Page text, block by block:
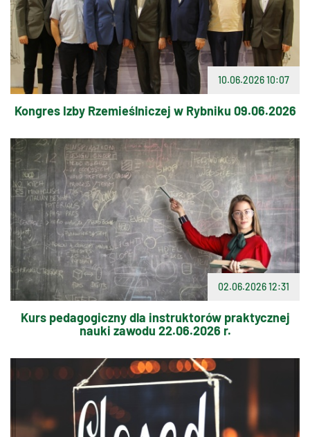
10.06.2026 10:07
Kongres Izby Rzemieślniczej w Rybniku 09.06.2026
02.06.2026 12:31
Kurs pedagogiczny dla instruktorów praktycznej
nauki zawodu 22.06.2026 r.